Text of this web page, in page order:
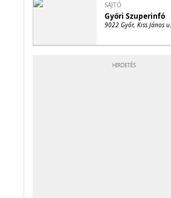
SAJTÓ
Győri Szuperinfó
9022 Győr, Kiss János